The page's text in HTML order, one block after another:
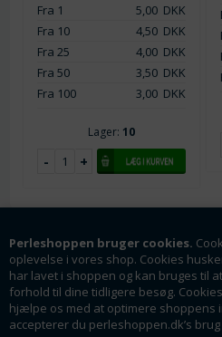
Perleshoppen bruger cookies.
oplevelse i vores shop. Cookies
har lavet i shoppen og kan bruges til
forhold til dine tidligere besøg.
hjælpe os med at optimere shoppens
accepterer du perleshoppen.dk’s
Fra 1
5,00DKK
Fra 10
4,50DKK
Fra 25
4,00DKK
Fra 50
3,50DKK
Fra 100
3,00DKK
Lager: 10
Information
Handelsbetingelser
Om os
Fortrydelsesret